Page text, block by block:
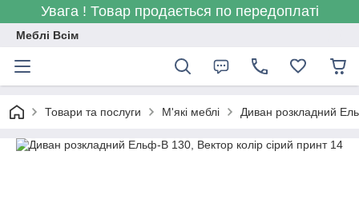
Увага ! Товар продається по передоплаті
Меблі Всім
Товари та послуги М'які меблі Диван розкладний